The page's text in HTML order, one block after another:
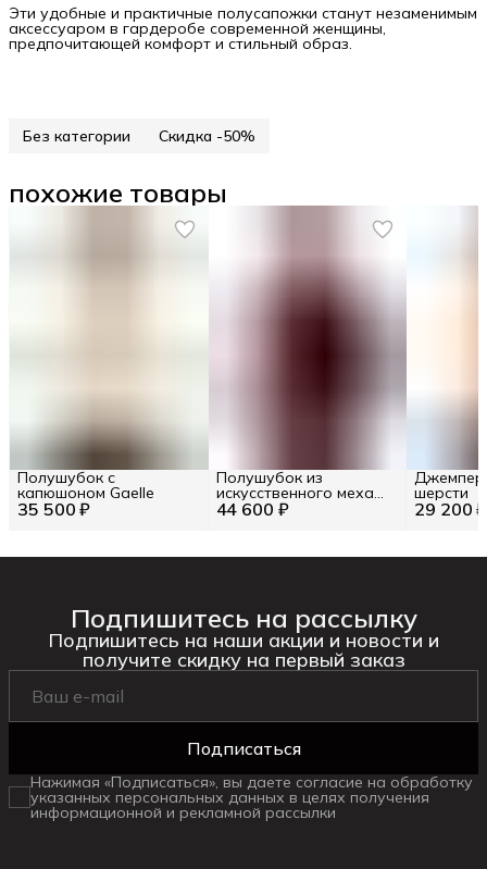
Эти удобные и практичные полусапожки станут незаменимым
аксессуаром в гардеробе современной женщины,
предпочитающей комфорт и стильный образ.
Без категории Скидка -50%
похожие товары
35 500 ₽
Полушубок с
капюшоном Gaelle
44 600 ₽
Полушубок из
искусственного меха
Twinset 29 200 ₽
Джемпер
шерсти
Подпишитесь на рассылку
Подпишитесь на наши акции и новости и
получите скидку на первый заказ
Подписаться
Нажимая «Подписаться», вы даете согласие на обработку
указанных персональных данных в целях получения
информационной и рекламной рассылки